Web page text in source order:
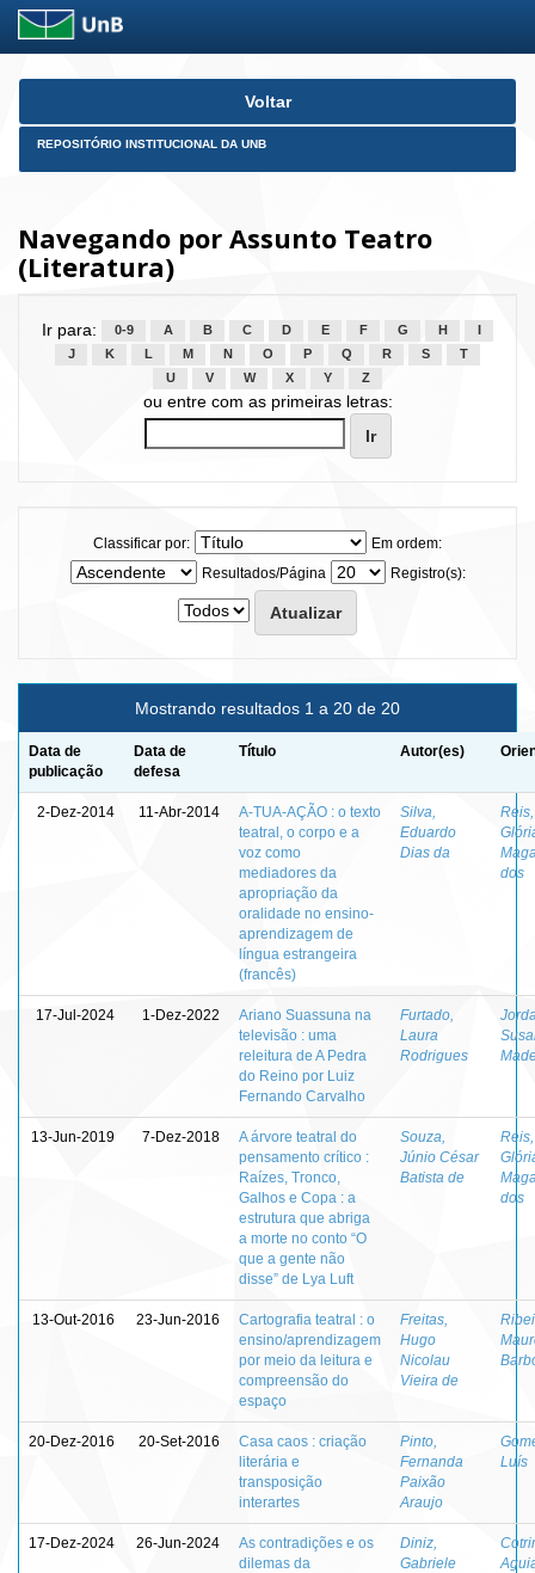
Skip
Voltar
REPOSITÓRIO INSTITUCIONAL DA UNB
Navegando por Assunto Teatro
(Literatura)
Ir para: 0-9 A B C D E F G H
J
K L M N O P Q R S
T
U
V W X Y Z
ou entre com as primeiras letras:
Classificar por:
Em ordem:
Resultados/Página
Registro(s):
Mostrando resultados 1 a 20 de 20
Data de
publicação
Data de
defesa
Título Autor(es)
2-Dez-2014 11-Abr-2014
A-TUA-AÇÃO : o texto
teatral, o corpo e a
voz como
mediadores da
apropriação da
oralidade no ensino-
aprendizagem de
língua estrangeira
(francês)
Silva,
Eduardo
Dias da
dos
17-Jul-2024 1-Dez-2022
Ariano Suassuna na
televisão : uma
releitura de A Pedra
do Reino por Luiz
Fernando Carvalho
Furtado,
Laura
Rodrigues
13-Jun-2019 7-Dez-2018
A árvore teatral do
pensamento crítico :
Raízes, Tronco,
Galhos e Copa : a
estrutura que abriga
a morte no conto “O
que a gente não
disse” de Lya Luft
Souza,
Júnio César
Batista de
dos
13-Out-2016 23-Jun-2016
Cartografia teatral : o
ensino/aprendizagem
por meio da leitura e
compreensão do
espaço
Freitas,
Hugo
Nicolau
Vieira de
20-Dez-2016 20-Set-2016
Casa caos : criação
literária e
transposição
interartes
Pinto,
Fernanda
Paixão
Araujo
Luís
17-Dez-2024 26-Jun-2024
As contradições e os
dilemas da
Diniz,
Gabriele